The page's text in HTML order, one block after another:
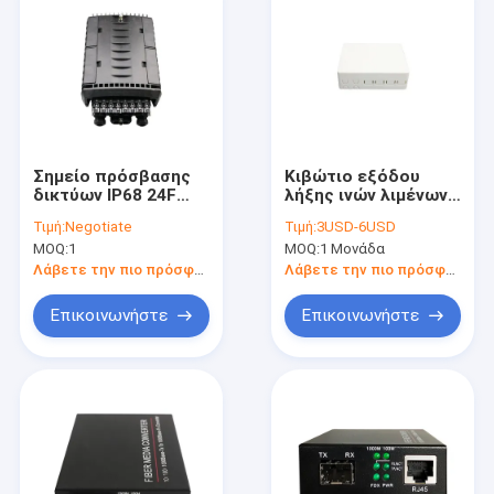
Προϊόντα
Περίπου εμείς
Σημείο πρόσβασης
δικτύων IP68 24F
περάτωση διανομής
οπτικών ινών
πτώσης τελική
Τιμή:Negotiate
MOQ:1
Λάβετε την πιο πρόσφατη τιμή
Επικοινωνήστε
Κιβώτιο εξόδου
λήξης ινών λιμένων
Τιμή:3USD-6USD
MOQ:1 Μονάδα
Λάβετε την πιο πρόσφατη τιμή
Επικοινωνήστε